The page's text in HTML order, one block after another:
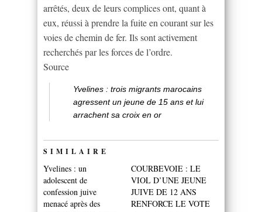
arrêtés, deux de leurs complices ont, quant à
eux, réussi à prendre la fuite en courant sur les
voies de chemin de fer. Ils sont activement
recherchés par les forces de l’ordre.
Source
Yvelines : trois migrants marocains
agressent un jeune de 15 ans et lui
arrachent sa croix en or
SIMILAIRE
Yvelines : un
adolescent de
confession juive
menacé après des
COURBEVOIE : LE
VIOL D’UNE JEUNE
JUIVE DE 12 ANS
RENFORCE LE VOTE